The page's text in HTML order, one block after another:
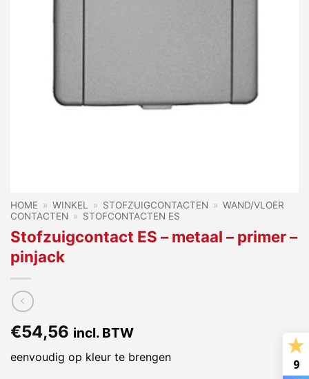
HOME » WINKEL » STOFZUIGCONTACTEN » WAND/VLOER
CONTACTEN » STOFCONTACTEN ES
Stofzuigcontact ES – metaal – primer –
pinjack
€54,56 incl. BTW
eenvoudig op kleur te brengen
9